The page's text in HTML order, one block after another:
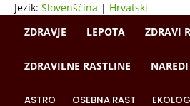
Jezik: Slovenščina | Hrvatski
ZDRAVJE
LEPOTA ZDRAVI
ZDRAVILNE RASTLINE
ASTRO OSEBNA RAST